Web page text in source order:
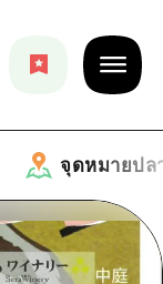
จุดหมายปล